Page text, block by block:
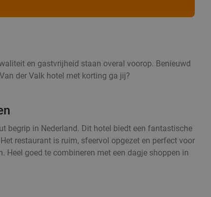
en gastvrijheid staan overal voorop. Benieuwd
der Valk hotel met korting ga jij?
begrip in Nederland. Dit hotel biedt een fantastische
restaurant is ruim, sfeervol opgezet en perfect voor
Heel goed te combineren met een dagje shoppen in